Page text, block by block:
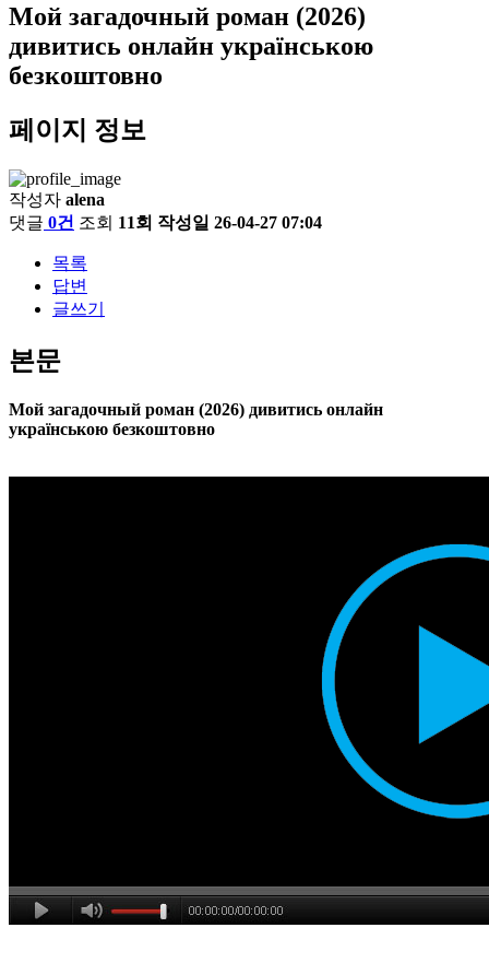
Мой загадочный роман (2026)
дивитись онлайн українською
безкоштовно
페이지 정보
작성자 alena
댓글 0건 조회 11회 작성일 26-04-27 07:04
목록
답변
글쓰기
본문
Мой загадочный роман (2026) дивитись онлайн
українською безкоштовно